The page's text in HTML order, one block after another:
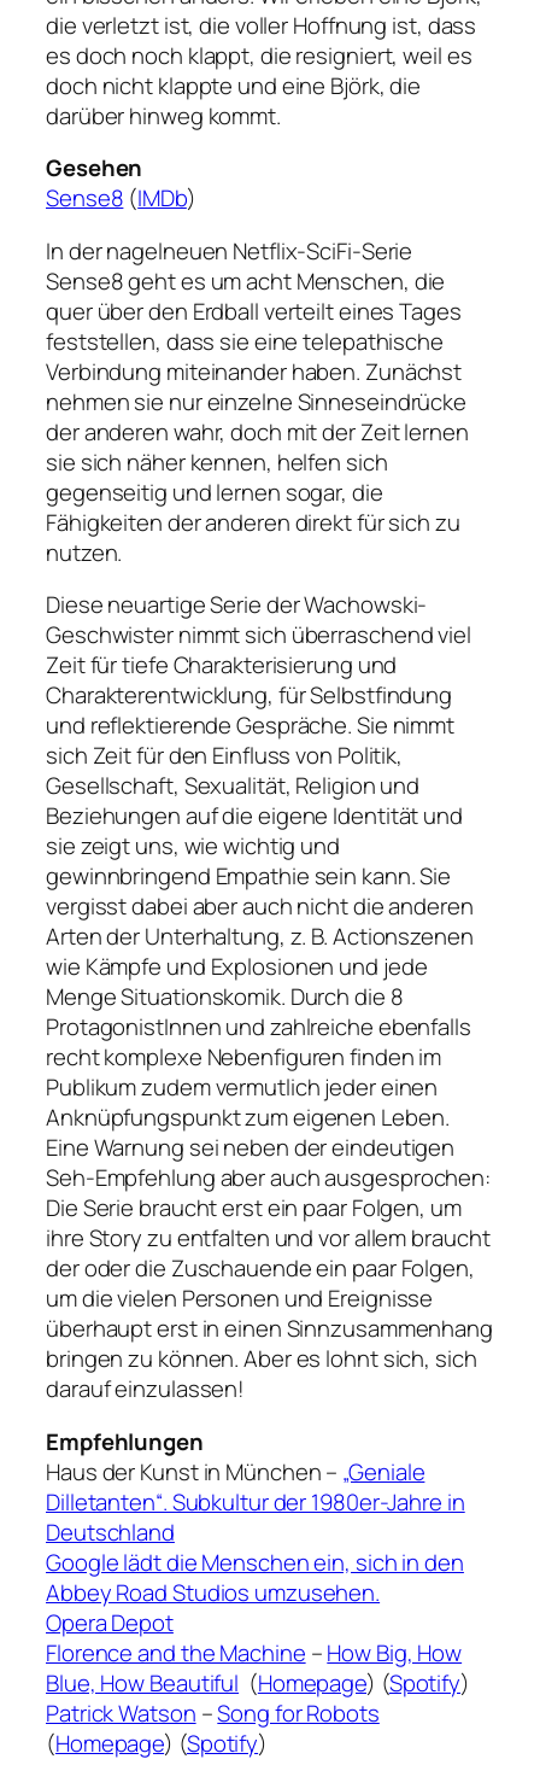
die verletzt ist, die voller Hoffnung ist, dass
es doch noch klappt, die resigniert, weil es
doch nicht klappte und eine Björk, die
darüber hinweg kommt.
Gesehen
Sense8 (IMDb)
In der nagelneuen Netflix-SciFi-Serie
Sense8 geht es um acht Menschen, die
quer über den Erdball verteilt eines Tages
feststellen, dass sie eine telepathische
Verbindung miteinander haben. Zunächst
nehmen sie nur einzelne Sinneseindrücke
der anderen wahr, doch mit der Zeit lernen
sie sich näher kennen, helfen sich
gegenseitig und lernen sogar, die
Fähigkeiten der anderen direkt für sich zu
nutzen.
Diese neuartige Serie der Wachowski-
Geschwister nimmt sich überraschend viel
Zeit für tiefe Charakterisierung und
Charakterentwicklung, für Selbstfindung
und reflektierende Gespräche. Sie nimmt
sich Zeit für den Einfluss von Politik,
Gesellschaft, Sexualität, Religion und
Beziehungen auf die eigene Identität und
sie zeigt uns, wie wichtig und
gewinnbringend Empathie sein kann. Sie
vergisst dabei aber auch nicht die anderen
Arten der Unterhaltung, z. B. Actionszenen
wie Kämpfe und Explosionen und jede
Menge Situationskomik. Durch die 8
ProtagonistInnen und zahlreiche ebenfalls
recht komplexe Nebenfiguren finden im
Publikum zudem vermutlich jeder einen
Anknüpfungspunkt zum eigenen Leben.
Eine Warnung sei neben der eindeutigen
Seh-Empfehlung aber auch ausgesprochen:
Die Serie braucht erst ein paar Folgen, um
ihre Story zu entfalten und vor allem braucht
der oder die Zuschauende ein paar Folgen,
um die vielen Personen und Ereignisse
überhaupt erst in einen Sinnzusammenhang
bringen zu können. Aber es lohnt sich, sich
darauf einzulassen!
Empfehlungen
Haus der Kunst in München – „Geniale
Dilletanten“. Subkultur der 1980er-Jahre in
Deutschland
Google lädt die Menschen ein, sich in den
Abbey Road Studios umzusehen.
Opera Depot
Florence and the Machine –How Big, How
Blue, How Beautiful (Homepage) (Spotify)
Patrick Watson –Song for Robots
(Homepage) (Spotify)